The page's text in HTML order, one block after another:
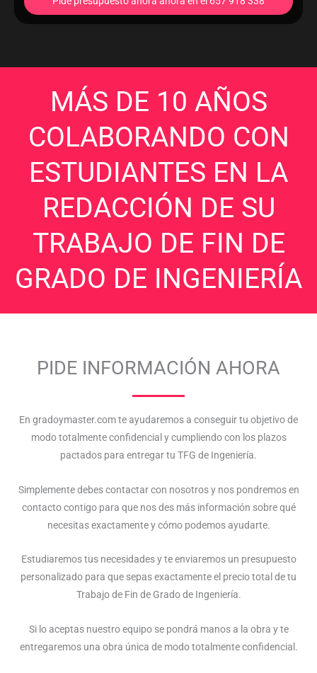
MÁS DE 10 AÑOS
COLABORANDO CON
ESTUDIANTES EN LA
REDACCIÓN DE SU
TRABAJO DE FIN DE
GRADO DE INGENIERÍA
PIDE INFORMACIÓN AHORA
En gradoymaster.com te ayudaremos a conseguir tu objetivo de
modo totalmente confidencial y cumpliendo con los plazos
pactados para entregar tu TFG de Ingeniería.
Simplemente debes contactar con nosotros y nos pondremos en
contacto contigo para que nos des más información sobre qué
necesitas exactamente y cómo podemos ayudarte.
Estudiaremos tus necesidades y te enviaremos un presupuesto
personalizado para que sepas exactamente el precio total de tu
Trabajo de Fin de Grado de Ingeniería.
Si lo aceptas nuestro equipo se pondrá manos a la obra y te
entregaremos una obra única de modo totalmente confidencial.